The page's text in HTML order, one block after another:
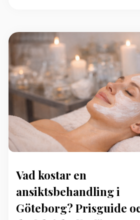
Vad kostar en
ansiktsbehandling i
Göteborg? Prisguide